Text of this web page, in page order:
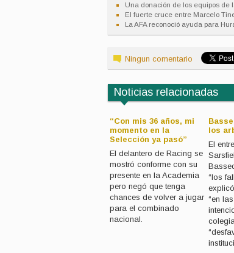
Una donación de los equipos de
El fuerte cruce entre Marcelo
La AFA reconoció ayuda para
Ningun comentario
Noticias relacionadas
“Con mis 36 años, mi
momento en la
Selección ya pasó”
El delantero de Racing se
mostró conforme con su
presente en la Academia
pero negó que tenga
chances de volver a jugar
para el combinado
nacional.
los
El
“los
“en